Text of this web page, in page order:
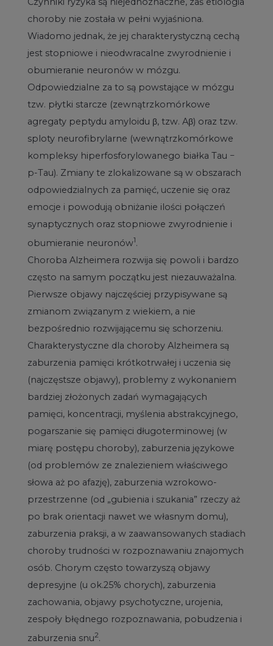
choroby nie została w pełni wyjaśniona.
Wiadomo jednak, że jej charakterystyczną cechą
jest stopniowe i nieodwracalne zwyrodnienie i
obumieranie neuronów w mózgu.
Odpowiedzialne za to są powstające w mózgu
tzw. płytki starcze (zewnątrzkomórkowe
agregaty peptydu amyloidu β, tzw. Aβ) oraz tzw.
sploty neurofibrylarne (wewnątrzkomórkowe
kompleksy hiperfosforylowanego białka Tau −
p-Tau). Zmiany te zlokalizowane są w obszarach
odpowiedzialnych za pamięć, uczenie się oraz
emocje i powodują obniżanie ilości połączeń
synaptycznych oraz stopniowe zwyrodnienie i
obumieranie neuronów1.
Choroba Alzheimera rozwija się powoli i bardzo
często na samym początku jest niezauważalna.
Pierwsze objawy najczęściej przypisywane są
zmianom związanym z wiekiem, a nie
bezpośrednio rozwijającemu się schorzeniu.
Charakterystyczne dla choroby Alzheimera są
zaburzenia pamięci krótkotrwałej i uczenia się
(najczęstsze objawy), problemy z wykonaniem
bardziej złożonych zadań wymagających
pamięci, koncentracji, myślenia abstrakcyjnego,
pogarszanie się pamięci długoterminowej (w
miarę postępu choroby), zaburzenia językowe
(od problemów ze znalezieniem właściwego
słowa aż po afazję), zaburzenia wzrokowo-
przestrzenne (od „gubienia i szukania” rzeczy aż
po brak orientacji nawet we własnym domu),
zaburzenia praksji, a w zaawansowanych stadiach
choroby trudności w rozpoznawaniu znajomych
osób. Chorym często towarzyszą objawy
depresyjne (u ok.25% chorych), zaburzenia
zachowania, objawy psychotyczne, urojenia,
zespoły błędnego rozpoznawania, pobudzenia i
zaburzenia snu2.